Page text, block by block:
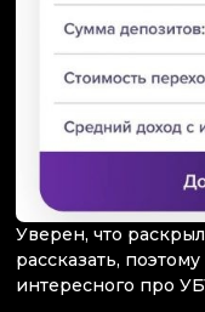
Уверен, что
рассказать,
интересного про